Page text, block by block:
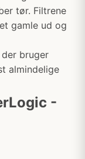
tør. Filtrene
gamle ud og
bruger
almindelige
-